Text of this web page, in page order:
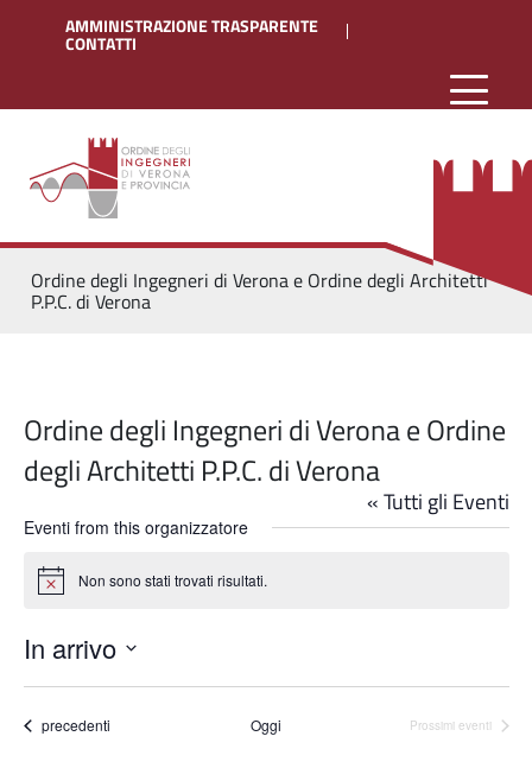
AMMINISTRAZIONE TRASPARENTE
CONTATTI
Ordine degli Ingegneri di Verona e Ordine degli Architetti
P.P.C. di Verona
Ordine degli Ingegneri di Verona e Ordine
degli Architetti P.P.C. di Verona
« Tutti gli Eventi
Eventi from this organizzatore
Notice Non sono stati trovati risultati.
In arrivo
data.
Eventi
precedenti Oggi Prossimi eventi